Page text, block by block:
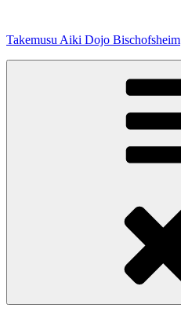
springen
Takemusu Aiki Dojo Bischofsheim